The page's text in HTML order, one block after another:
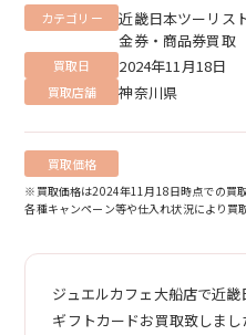
カテゴリー
近畿日本ツーリス
金券・商品券買取
買取日 2024年11月18日
買取店舗 神奈川県
買取価格
※買取価格は2024年11月18日時点での買取
各種キャンペーン等や仕入れ状況により買
ジュエルカフェ大船店で近
ギフトカードお買取致しま